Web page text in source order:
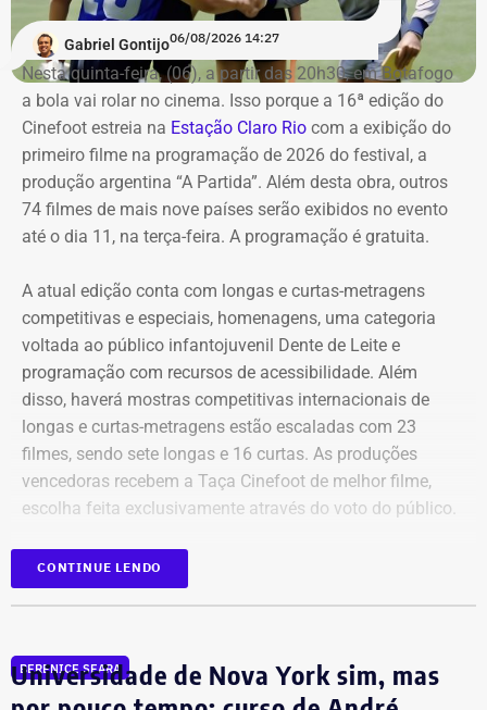
Bens declarados por Carla Machado em 2026 — Foto:
Reprodução/Divulgacand
Bens declarados por Carla Machado em 2022 — Foto:
Gabriel Gontijo06/08/2026 14:27
Nesta quinta-feira, (06), a partir das 20h30, em Botafogo
a bola vai rolar no cinema. Isso porque a 16ª edição do
Cinefoot estreia na Estação Claro Rio com a exibição do
primeiro filme na programação de 2026 do festival, a
produção argentina “A Partida”. Além desta obra, outros
74 filmes de mais nove países serão exibidos no evento
até o dia 11, na terça-feira. A programação é gratuita.
A atual edição conta com longas e curtas-metragens
competitivas e especiais, homenagens, uma categoria
voltada ao público infantojuvenil Dente de Leite e
programação com recursos de acessibilidade. Além
disso, haverá mostras competitivas internacionais de
longas e curtas-metragens estão escaladas com 23
filmes, sendo sete longas e 16 curtas. As produções
vencedoras recebem a Taça Cinefoot de melhor filme,
escolha feita exclusivamente através do voto do público.
Os países participantes são Brasil, Argentina, México,
Itália, Colômbia, Reino Unido, Irã, Espanha, Alemanha,
mundial de futebol da atualidade. Totalizando dez
países.
CONTINUE LENDO
BERENICE SEARA
Universidade de Nova York sim, mas